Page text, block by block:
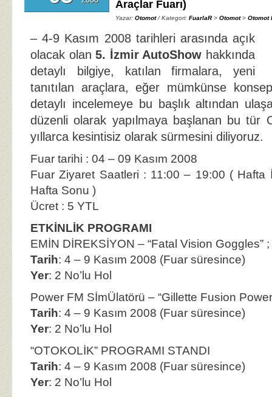
Araçlar Fuarı)
Yazar: Otomot/ Kategori: FuarlaR > Otomot> Otomot
– 4-9 Kasım 2008 tarihleri arasında açık
olacak olan5. İzmir AutoShow hakkında
detaylı bilgiye, katılan firmalara, yeni
tanıtılan araçlara, eğer mümkünse
detaylı incelemeye bu başlık altından
düzenli olarak yapılmaya başlanan bu tür
yıllarca kesintisiz olarak sürmesini diliyoruz.
Fuar tarihi : 04 – 09 Kasım 2008
Fuar Ziyaret Saatleri : 11:00 – 19:00 (
Hafta Sonu )
Ücret : 5 YTL
ETKİNLİK PROGRAMI
EMİN DİREKSİYON – “Fatal Vision Goggles” ;
Tarih: 4 – 9 Kasım 2008 (Fuar süresince)
Yer: 2 No’lu Hol
Power FM SİmÜlatörü – “Gillette Fusion
Tarih: 4 – 9 Kasım 2008 (Fuar süresince)
Yer: 2 No’lu Hol
“OTOKOLİK” PROGRAMI STANDI
Tarih: 4 – 9 Kasım 2008 (Fuar süresince)
Yer: 2 No’lu Hol